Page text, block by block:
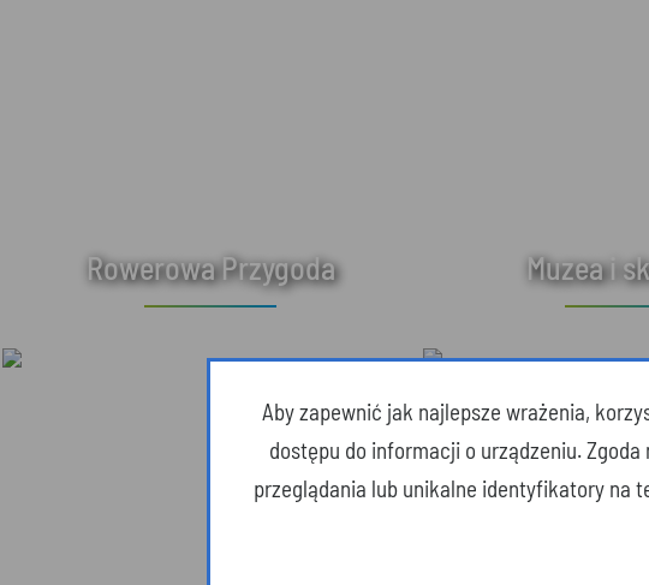
Rowerowa Przygoda Muzea i
Aby zapewnić jak najlepsze wrażenia,
dostępu do informacji o urządzeniu.
przeglądania lub unikalne identyfikatory na